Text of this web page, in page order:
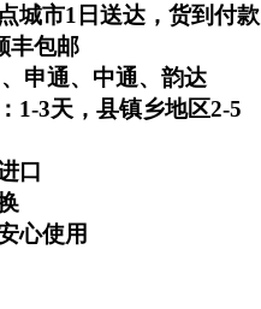
城市1日送达，货到付款
丰包邮
申通、中通、韵达
1-3天，县镇乡地区2-5
口
心使用